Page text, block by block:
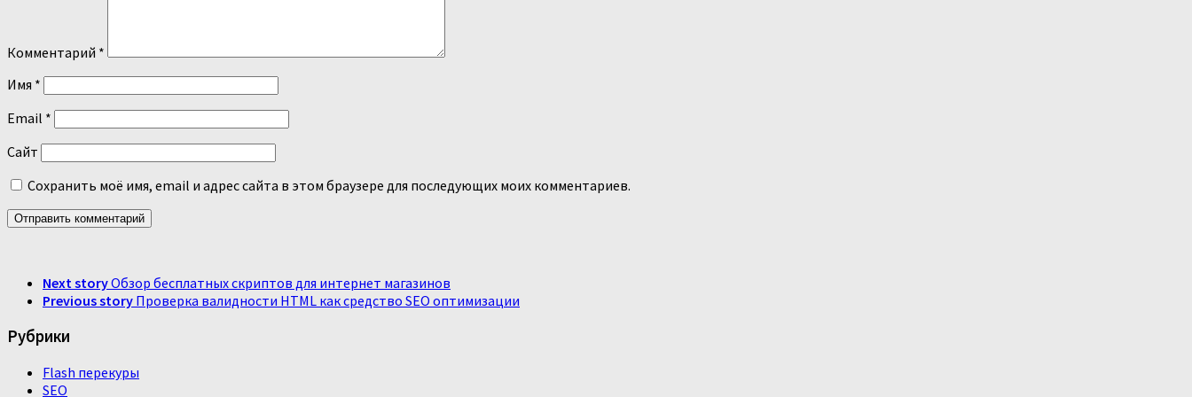
Комментарий *
Имя *
Email *
Сайт
Сохранить моё имя, email и адрес сайта в этом браузере для последующих моих комментариев.
Next storyОбзор бесплатных скриптов для интернет магазинов
Previous story Проверка валидности HTML как средство SEO оптимизации
Рубрики
Flash перекуры
SEO